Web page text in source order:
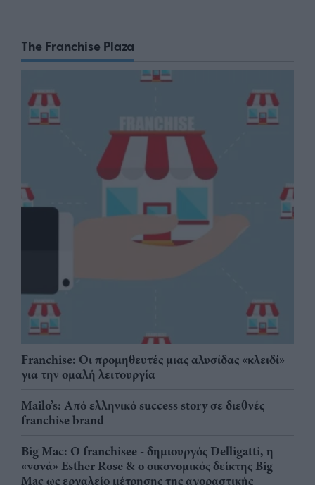
The Franchise Plaza
Franchise: Οι προμηθευτές μιας αλυσίδας «κλειδί»
για την ομαλή λειτουργία
Mailo’s: Από ελληνικό success story σε διεθνές
franchise brand
Big Mac: Ο franchisee - δημιουργός Delligatti, η
«νονά» Esther Rose & ο οικονομικός δείκτης Big
Mac ως εργαλείο μέτρησης της αγοραστικής